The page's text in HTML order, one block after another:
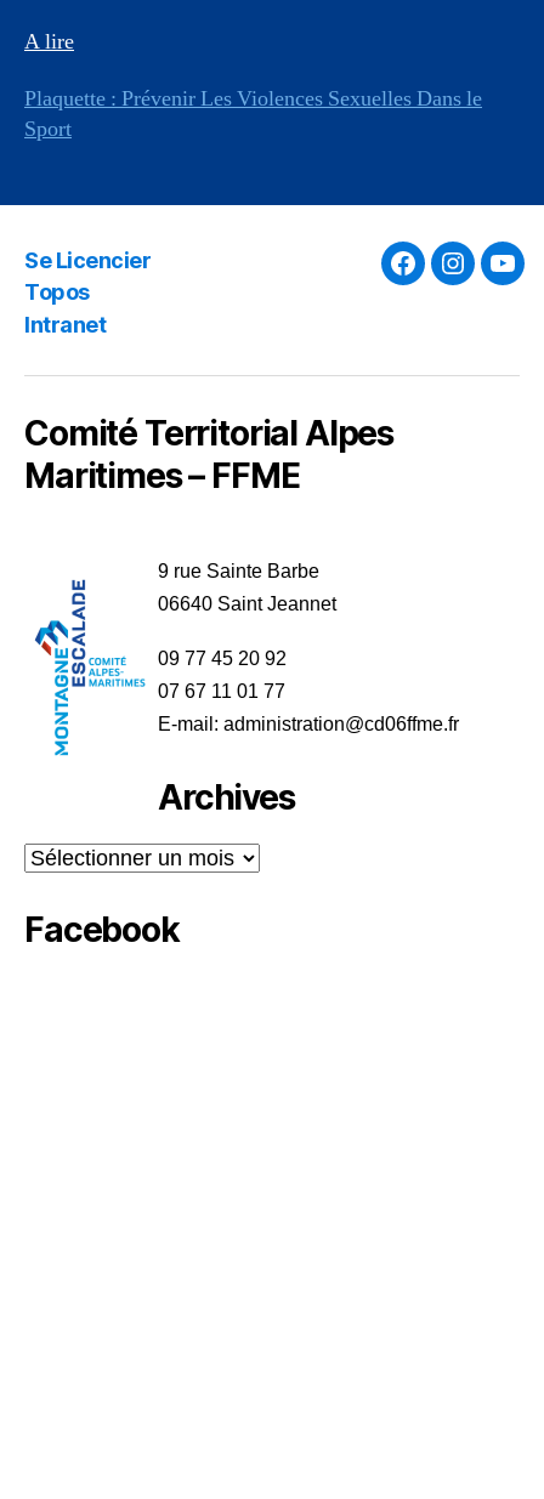
A lire
Plaquette : Prévenir Les Violences Sexuelles Dans le
Sport
Se Licencier
Topos
Intranet
Facebook
Comité Territorial Alpes
Maritimes – FFME
9 rue Sainte Barbe
06640 Saint Jeannet
09 77 45 20 92
07 67 11 01 77
E-mail: administration@cd06ffme.fr
Archives
Archives
Facebook